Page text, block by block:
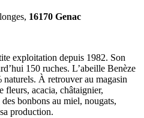
16170 Genac
exploitation depuis 1982. Son
150 ruches. L’abeille Benèze
À retrouver au magasin
fleurs, acacia, châtaignier,
bonbons au miel, nougats,
production.